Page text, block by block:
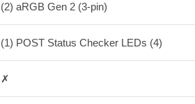
(2) aRGB Gen 2 (3-pin)
(1) POST Status Checker LEDs (4)
✗